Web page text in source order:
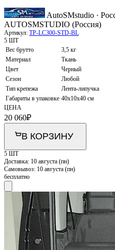
AutoSMstudio ·
AUTOSMSTUDIO (Россия)
Артикул: TP-LC300-STD-BL
5 ШТ
Вес брутто
3,5 кг
Материал
Ткань
Цвет
Черный
Сезон
Любой
Тип крепежа
Лента-липучка
Габариты в упаковке 40х10х40 см
ЦЕНА
20 060₽
В КОРЗИНУ
5 ШТ
Доставка: 10 августа (пн)
Самовывоз: 10 августа (пн)
бесплатно